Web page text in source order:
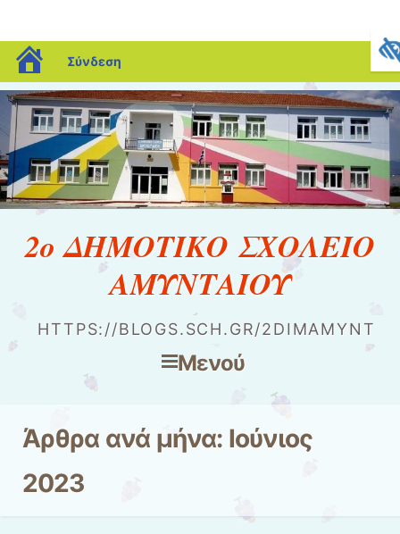
blogs.sch.gr
Σύνδεση
2ο ΔΗΜΟΤΙΚΟ ΣΧΟΛΕΙΟ
ΑΜΥΝΤΑΙΟΥ
HTTPS://BLOGS.SCH.GR/2DIMAMYNT
Μενού
Μετάβαση στο περιεχόμενο
Άρθρα ανά μήνα: Ιούνιος
2023